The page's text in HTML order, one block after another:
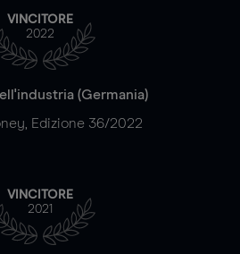
VINCITORE
2022
(Germania)
Edizione 36/2022
VINCITORE
2021